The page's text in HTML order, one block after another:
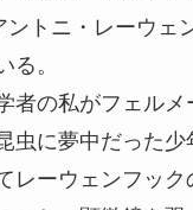
ントニ・レーウェ
る。
者の私がフェルメ
虫に夢中だった
レーウェンフッ